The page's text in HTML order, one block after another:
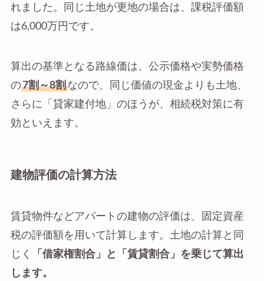
れました。同じ土地が更地の場合は、課税評価額
は6,000万円です。
算出の基準となる路線価は、公示価格や実勢価格
の7割～8割なので、同じ価値の現金よりも土地、
さらに「貸家建付地」のほうが、相続税対策に有
効といえます。
建物評価の計算方法
賃貸物件などアパートの建物の評価は、固定資産
税の評価額を用いて計算します。土地の計算と同
じく
「借家権割合」と「賃貸割合」を乗じて算出
します。